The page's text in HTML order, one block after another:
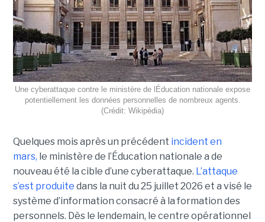
Une cyberattaque contre le ministère de lÉducation nationale expose
potentiellement les données personnelles de nombreux agents.
(Crédit: Wikipédia)
Quelques mois après un précédent incident en
mars, le ministère de l’Éducation nationale a de
nouveau été la cible d’une cyberattaque. L’attaque
s’est produite dans la nuit du 25 juillet 2026 et a visé le
système d’information consacré à la formation des
personnels. Dès le lendemain, le centre opérationnel